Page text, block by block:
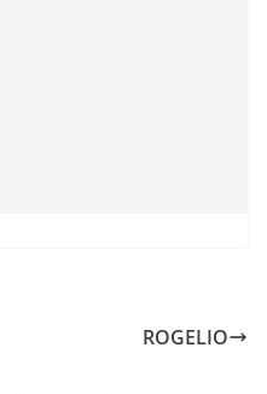
ROGELIO